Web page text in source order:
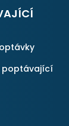
práce.
poptávající